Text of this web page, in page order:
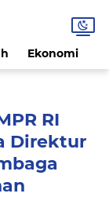
Ekonomi
RI
Direktur